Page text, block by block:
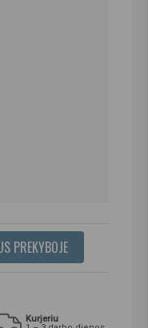
PREKYBOJE
Kurjeriu